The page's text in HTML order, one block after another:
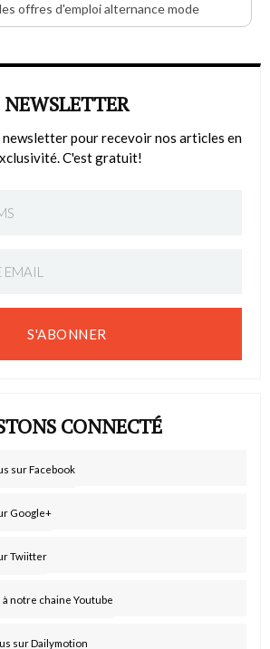
offres d'emploi alternance mode
NEWSLETTER
newsletter pour recevoir nos articles en
C'est gratuit!
S'ABONNER
CONNECTÉ
sur Facebook
Google+
Twiitter
notre chaine Youtube
sur Dailymotion